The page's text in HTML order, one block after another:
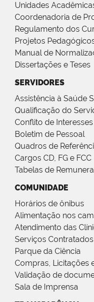
Unidades
Coordenadoria de
Regulamento dos
Projetos
Manual de
Dissertações e Teses
SERVIDORES
Assistência à Saúde
Qualificação do
Conflito de Interesses
Boletim de Pessoal
Quadros de
Cargos CD, FG e FCC
Tabelas de
COMUNIDADE
Horários de ônibus
Alimentação nos
Atendimento das
Serviços Contratados
Parque da Ciência
Compras, Licitações
Validação de
Sala de Imprensa